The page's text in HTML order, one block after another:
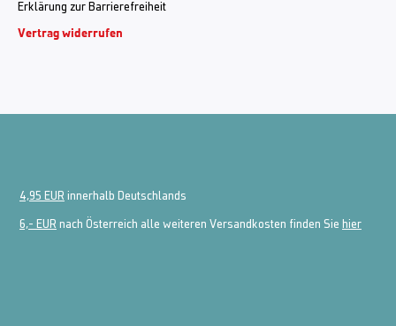
Erklärung zur Barrierefreiheit
Vertrag widerrufen
4,95 EUR innerhalb Deutschlands
6,- EUR nach Österreich alle weiteren Versandkosten finden Sie hier